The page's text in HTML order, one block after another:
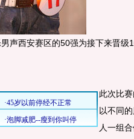
西安赛区的50强为接下来晋级
此次比
以不同
人一组